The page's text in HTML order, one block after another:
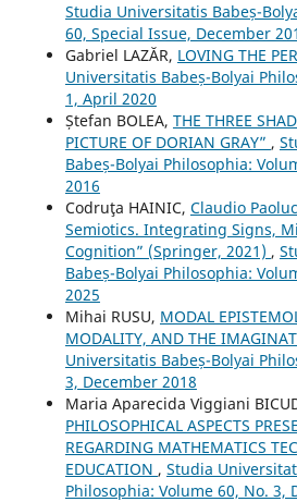
Studia Universitatis Babeș-
60, Special Issue, December
Gabriel LAZĂR, LOVING THE
Universitatis Babeș-Bolyai
1, April 2020
Ștefan BOLEA, THE THREE
PICTURE OF DORIAN GRAY” ,
Babeș-Bolyai Philosophia:
2016
Codruţa HAINIC, Claudio
Semiotics. Integrating Signs,
Cognition” (Springer, 2021) ,
Babeș-Bolyai Philosophia:
2025
Mihai RUSU, MODAL
MODALITY, AND THE
Universitatis Babeș-Bolyai
3, December 2018
Maria Aparecida Viggiani
PHILOSOPHICAL ASPECTS
REGARDING MATHEMATICS
EDUCATION , Studia
Philosophia: Volume 60, No. 3,